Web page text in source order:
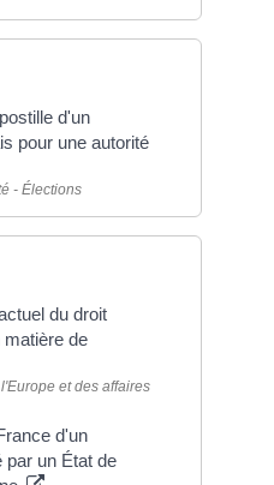
d'un
pour une autorité
- Élections
du droit
matière de
et des affaires
d'un
par un État de